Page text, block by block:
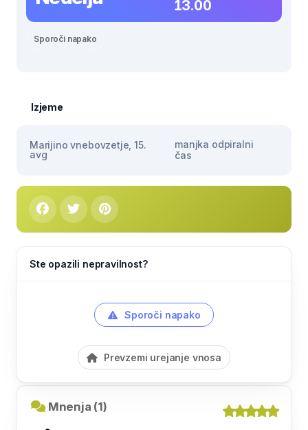
13.00
Sporoči napako
Izjeme
Marijino vnebovzetje, 15.
avg
manjka odpiralni
čas
Ste opazili nepravilnost?
Sporoči napako
Prevzemi urejanje vnosa
Mnenja (1)